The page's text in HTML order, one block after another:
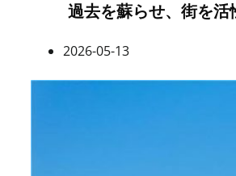
過去を蘇らせ、街を活
2026-05-13